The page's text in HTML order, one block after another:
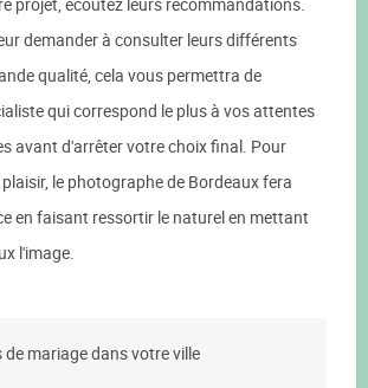
demander à consulter leurs différents
qualité, cela vous permettra de
qui correspond le plus à vos attentes
avant d'arrêter votre choix final. Pour
le photographe de Bordeaux fera
en faisant ressortir le naturel en mettant
l'image.
mariage dans votre ville